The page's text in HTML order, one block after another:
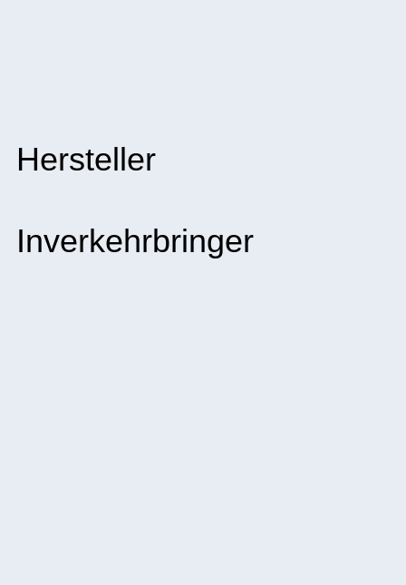
Hersteller
Inverkehrbringer